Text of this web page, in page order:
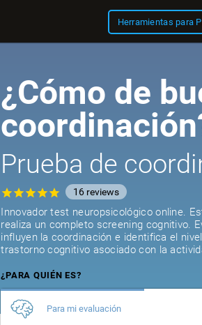
Herramientas para
¿Cómo de
Prueba de
16 reviews
Innovador test neuropsicológico online.
realiza un completo screening cognitivo.
influyen la coordinación e identifica el
trastorno cognitivo asociado con la
¿PARA QUIÉN ES?
Para mi evaluación